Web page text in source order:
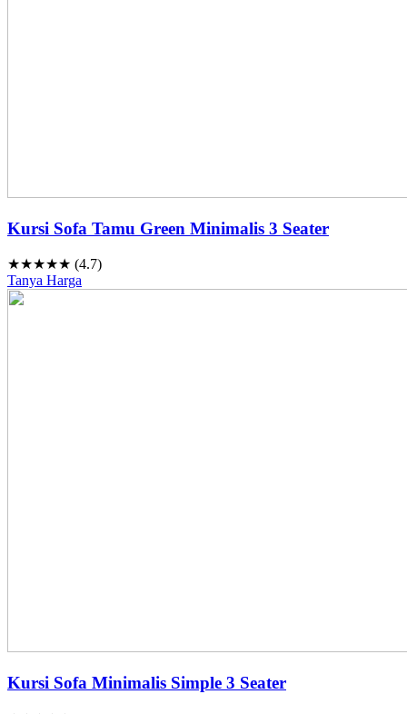
Kursi Sofa Tamu Green Minimalis 3 Seater
★★★★★ (4.7)
Tanya Harga
Kursi Sofa Minimalis Simple 3 Seater